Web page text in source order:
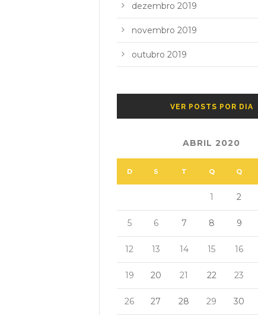
dezembro 2019
novembro 2019
outubro 2019
VER POSTS POR DIA
ABRIL 2020
D S T Q Q
1 2
5 6 7 8 9
12 13 14 15 16
19 20 21 22 23
26 27 28 29 30